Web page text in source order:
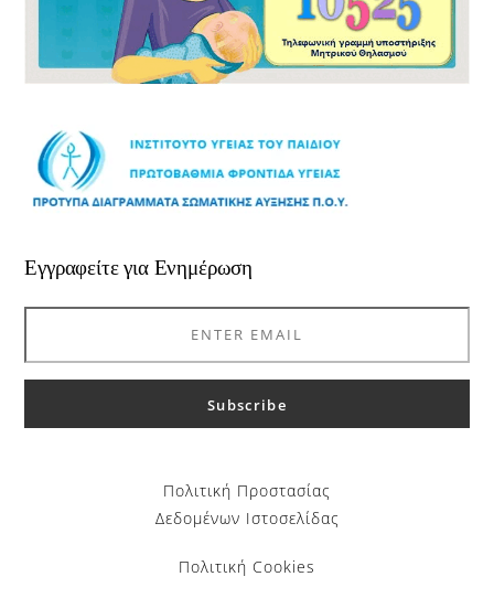
Εγγραφείτε για Ενημέρωση
Πολιτική Προστασίας
Δεδομένων Ιστοσελίδας
Πολιτική Cookies